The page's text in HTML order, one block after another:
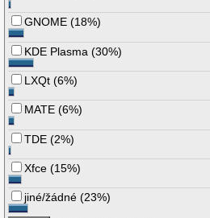
GNOME (18%)
KDE Plasma (30%)
LXQt (6%)
MATE (6%)
TDE (2%)
Xfce (15%)
jiné/žádné (23%)